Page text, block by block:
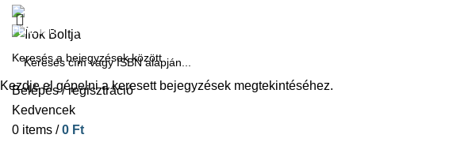
PÉNZTÁR KOSÁR
Belépés / regisztráció
Kedvencek
0 items / 0 Ft
Kezdje el gépelni a keresett bejegyzések megtekintéséhez.